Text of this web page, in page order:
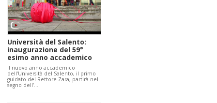
Università del Salento:
inaugurazione del 59°
esimo anno accademico
Il nuovo anno accademico
dell’Università del Salento, il primo
guidato del Rettore Zara, partirà nel
segno dell’…